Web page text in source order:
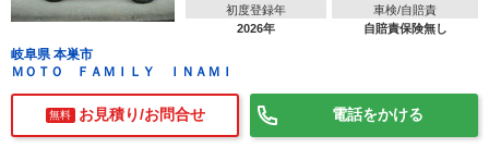
初度登録年
2026年
車検/自賠責
自賠責保険無し
岐阜県 本巣市
ＭＯＴＯ ＦＡＭＩＬＹ ＩＮＡＭＩ
無料 お見積り/お問合せ 電話をかける